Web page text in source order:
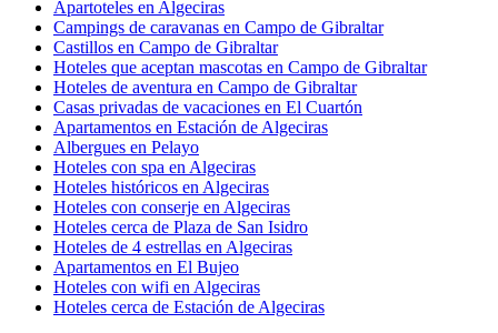
Apartoteles en Algeciras
Campings de caravanas en Campo de Gibraltar
Castillos en Campo de Gibraltar
Hoteles que aceptan mascotas en Campo de Gibraltar
Hoteles de aventura en Campo de Gibraltar
Casas privadas de vacaciones en El Cuartón
Apartamentos en Estación de Algeciras
Albergues en Pelayo
Hoteles con spa en Algeciras
Hoteles históricos en Algeciras
Hoteles con conserje en Algeciras
Hoteles cerca de Plaza de San Isidro
Hoteles de 4 estrellas en Algeciras
Apartamentos en El Bujeo
Hoteles con wifi en Algeciras
Hoteles cerca de Estación de Algeciras